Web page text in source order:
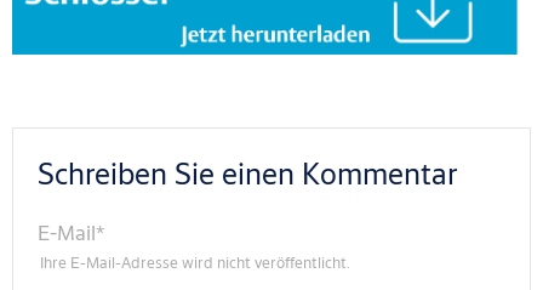
Schreiben Sie einen Kommentar
E-Mail*
Ihre E-Mail-Adresse wird nicht veröffentlicht.